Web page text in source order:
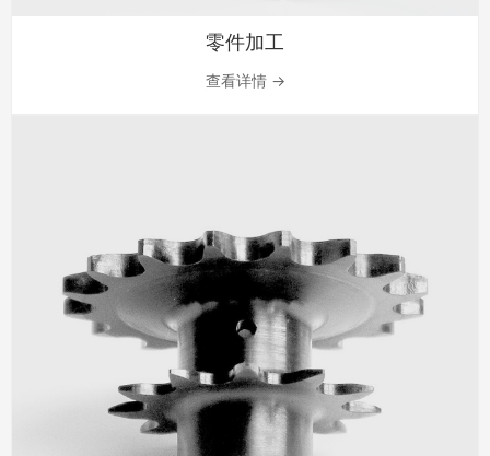
零件加工
查看详情 →